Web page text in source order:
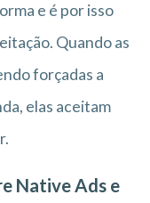
e é por isso
Quando as
forçadas a
elas aceitam
Native Ads e